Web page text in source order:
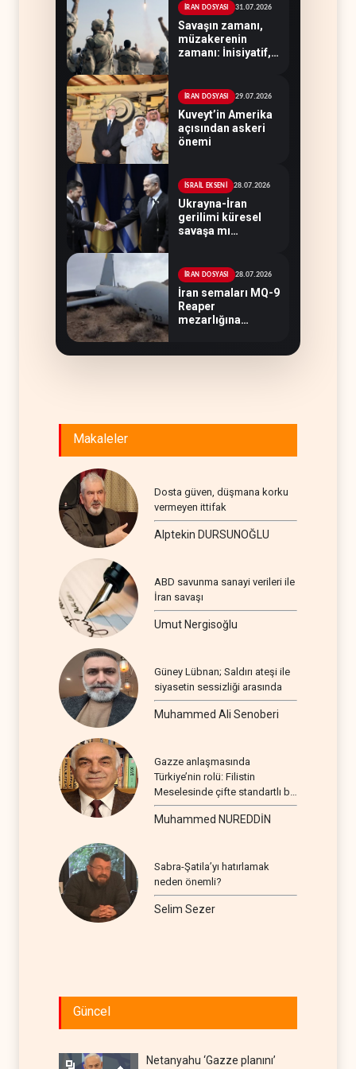
İRAN DOSYASI 31.07.2026
Savaşın zamanı,
müzakerenin
zamanı: İnisiyatif,
İRAN DOSYASI 29.07.2026
Kuveyt’in Amerika
açısından askeri
önemi
İSRAİL EKSENİ 28.07.2026
Ukrayna-İran
gerilimi küresel
savaşa mı
İRAN DOSYASI 28.07.2026
İran semaları MQ-9
Reaper
mezarlığına
Makaleler
Dosta güven, düşmana korku
vermeyen ittifak
Alptekin DURSUNOĞLU
ABD savunma sanayi verileri ile
İran savaşı
Umut Nergisoğlu
Güney Lübnan; Saldırı ateşi ile
siyasetin sessizliği arasında
Muhammed Ali Senoberi
Gazze anlaşmasında
Türkiye’nin rolü: Filistin
Meselesinde çifte standartlı bir
seyir
Muhammed NUREDDİN
Sabra-Şatila’yı hatırlamak
neden önemli?
Selim Sezer
Güncel
Netanyahu ‘Gazze planını’